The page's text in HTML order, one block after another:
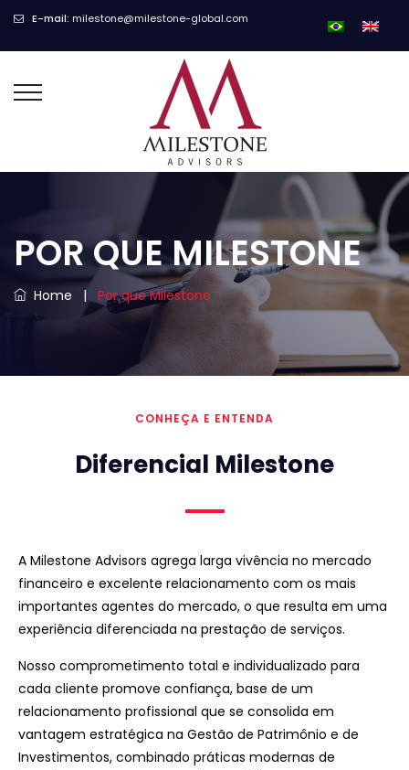
E-mail: milestone@milestone-global.com
POR QUE MILESTONE
Home | Por que Milestone
CONHEÇA E ENTENDA
Diferencial Milestone
A Milestone Advisors agrega larga vivência no mercado
financeiro e excelente relacionamento com os mais
importantes agentes do mercado, o que resulta em uma
experiência diferenciada na prestação de serviços.
Nosso comprometimento total e individualizado para
cada cliente promove confiança, base de um
relacionamento profissional que se consolida em
vantagem estratégica na Gestão de Patrimônio e de
Investimentos, combinado práticas modernas de